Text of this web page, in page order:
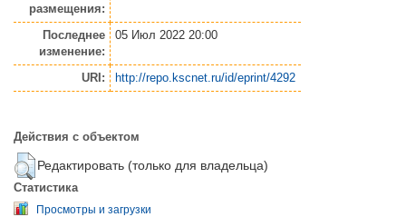
размещения:
Последнее
изменение:
05 Июл 2022 20:00
URI: http://repo.kscnet.ru/id/eprint/4292
Действия с объектом
Редактировать (только для владельца)
Статистика
Просмотры и загрузки